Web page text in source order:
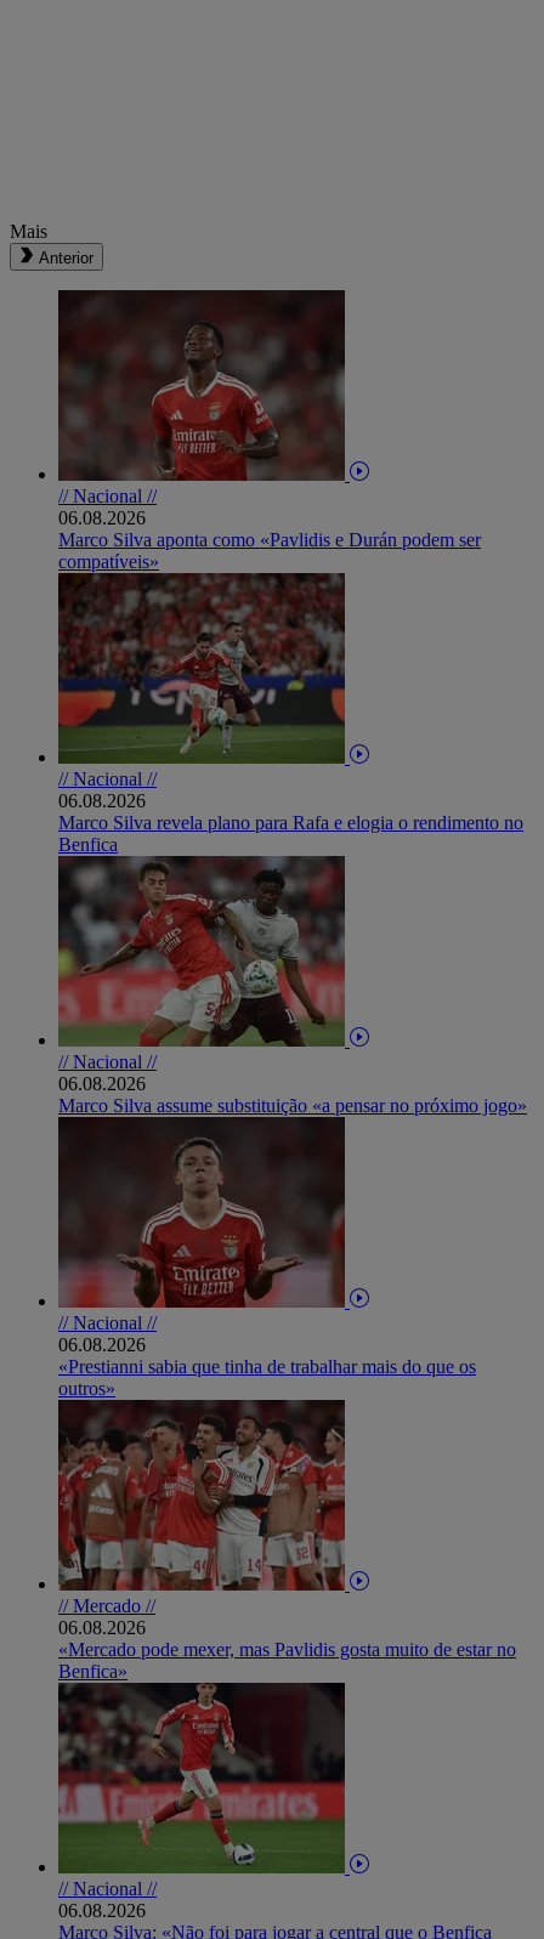
Mais
Anterior
// Nacional //
06.08.2026
Marco Silva aponta como «Pavlidis e Durán podem ser
compatíveis»
// Nacional //
06.08.2026
Marco Silva revela plano para Rafa e elogia o rendimento no
Benfica
// Nacional //
06.08.2026
Marco Silva assume substituição «a pensar no próximo jogo»
// Nacional //
06.08.2026
«Prestianni sabia que tinha de trabalhar mais do que os
outros»
// Mercado //
06.08.2026
«Mercado pode mexer, mas Pavlidis gosta muito de estar no
Benfica»
// Nacional //
06.08.2026
Marco Silva: «Não foi para jogar a central que o Benfica